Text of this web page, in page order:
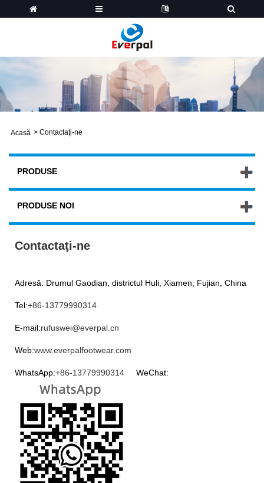
Acasă > Contactaţi-ne
PRODUSE
PRODUSE NOI
Contactaţi-ne
Adresă: Drumul Gaodian, districtul Huli, Xiamen, Fujian, China
Tel:+86-13779990314
E-mail:rufuswei@everpal.cn
Web:www.everpalfootwear.com
WhatsApp:+86-13779990314 WeChat: